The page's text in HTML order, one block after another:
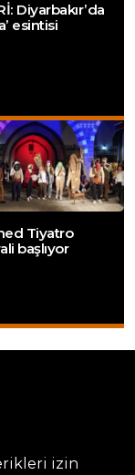
Diyarbakır’da
esintisi
Tiyatro
başlıyor
izin